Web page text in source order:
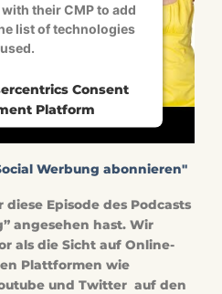
their CMP to add
list of technologies
used.
Consent
Platform
Werbung abonnieren"
diese Episode des Podcasts
angesehen hast. Wir
als die Sicht auf Online-
Plattformen wie
und Twitter auf den